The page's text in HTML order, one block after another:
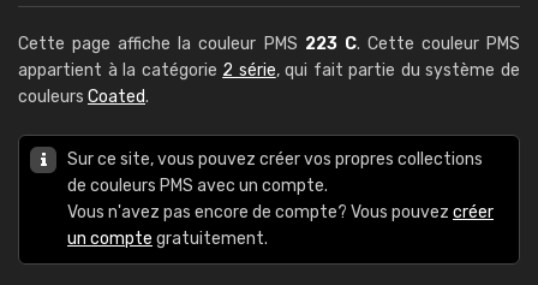
Cette page affiche la couleur PMS 223 C. Cette couleur PMS
appartient à la catégorie 2 série, qui fait partie du système de
couleurs Coated.
Sur ce site, vous pouvez créer vos propres collections
de couleurs PMS avec un compte.
Vous n'avez pas encore de compte? Vous pouvez créer
un compte gratuitement.